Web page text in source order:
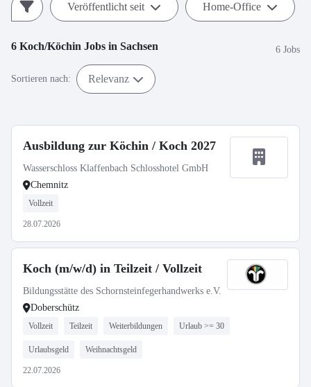
Veröffentlicht seit Home-Office
6 Koch/Köchin Jobs in Sachsen 6 Jobs
Sortieren nach: Relevanz
Ausbildung zur Köchin / Koch 2027
Wasserschloss Klaffenbach Schlosshotel GmbH
Chemnitz
Vollzeit
28.07.2026
Koch (m/w/d) in Teilzeit / Vollzeit
Bildungsstätte des Schornsteinfegerhandwerks e.V.
Doberschütz
Vollzeit Teilzeit Weiterbildungen Urlaub >= 30
Urlaubsgeld Weihnachtsgeld
22.07.2026